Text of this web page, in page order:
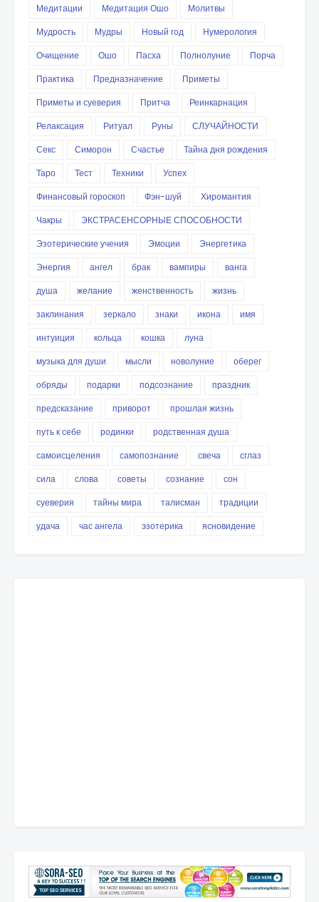
Медитации
Медитация Ошо
Молитвы
Мудрость
Мудры Новый год
Нумерология
Очищение
Ошо Пасха Полнолуние
Порча
Практика
Предназначение
Приметы
Приметы и суеверия
Притча
Реинкарнация
Релаксация
Ритуал Руны
СЛУЧАЙНОСТИ
Секс
Симорон Счастье
Тайна дня рождения
Таро
Тест Техники
Успех
Финансовый гороскоп
Фэн-шуй
Хиромантия
Чакры
ЭКСТРАСЕНСОРНЫЕ СПОСОБНОСТИ
Эзотерические учения
Эмоции
Энергетика
Энергия
ангел брак вампиры
ванга
душа
желание женственность
жизнь
заклинания
зеркало знаки икона
имя
интуиция
кольца кошка
луна
музыка для души
мысли новолуние
оберег
обряды
подарки подсознание
праздник
предсказание
приворот
прошлая жизнь
путь к себе
родинки
родственная душа
самоисцеления
самопознание свеча
сглаз
сила
слова советы сознание
сон
суеверия
тайны мира талисман
традиции
удача
час ангела эзотерика ясновидение